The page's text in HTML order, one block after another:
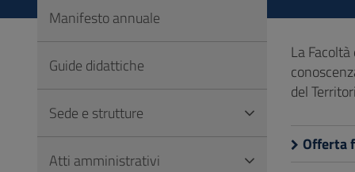
Footer
La
del
Offerta
Manifesto annuale
Guide didattiche
Sede e strutture
Atti amministrativi